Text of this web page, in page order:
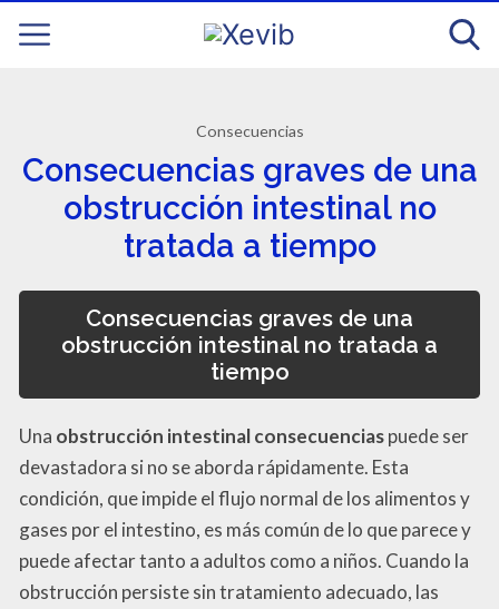
Consecuencias
Consecuencias graves de una
obstrucción intestinal no
tratada a tiempo
Consecuencias graves de una
obstrucción intestinal no tratada a
tiempo
Una obstrucción intestinal consecuenciaspuede ser
devastadora si no se aborda rápidamente. Esta
condición, que impide el flujo normal de los alimentos y
gases por el intestino, es más común de lo que parece y
puede afectar tanto a adultos como a niños. Cuando la
obstrucción persiste sin tratamiento adecuado, las